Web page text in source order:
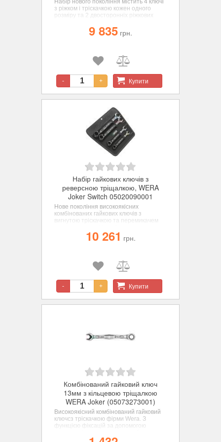
Набір нового покоління містить 4 ключі
з ріжком і тріскачкою кожен одного
розміру та 2 двосторонніх ріжкових
міцній сумці. З функцією фіксацій за
допомогою металевої пластини у
9 835 грн.
- + Купити
Набір гайкових ключів з
реверсною тріщалкою, WERA
Joker Switch 05020090001
Нове покоління високоякісних
комбінованих гайкових ключів з
вигнутою тріскачкою та перемикачем
робити гайковий ключ, і навіть багато
більше - швидше, краще, красивіше -
шестигранних гвинтів та гайок. З
функцією фіксацій за допомогою
яка знижує ризик втратити гвинт або
гайку.
10 261 грн.
- + Купити
Комбінований гайковий ключ
13мм з кільцевою тріщалкою
WERA Joker (05073273001)
Високоякісний комбінований гайковий
ключсз тріскачкою фірми Wera. З
функцією фіксацій за допомогою
яка знижує ризик втратити гвинт або